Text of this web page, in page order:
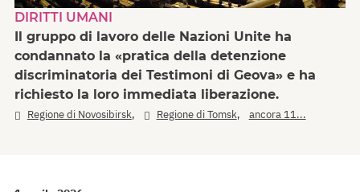
DIRITTI UMANI
Il gruppo di lavoro delle Nazioni Unite ha
condannato la «pratica della detenzione
discriminatoria dei Testimoni di Geova» e ha
richiesto la loro immediata liberazione.
Regione di Novosibirsk, Regione di Tomsk, ancora 11...